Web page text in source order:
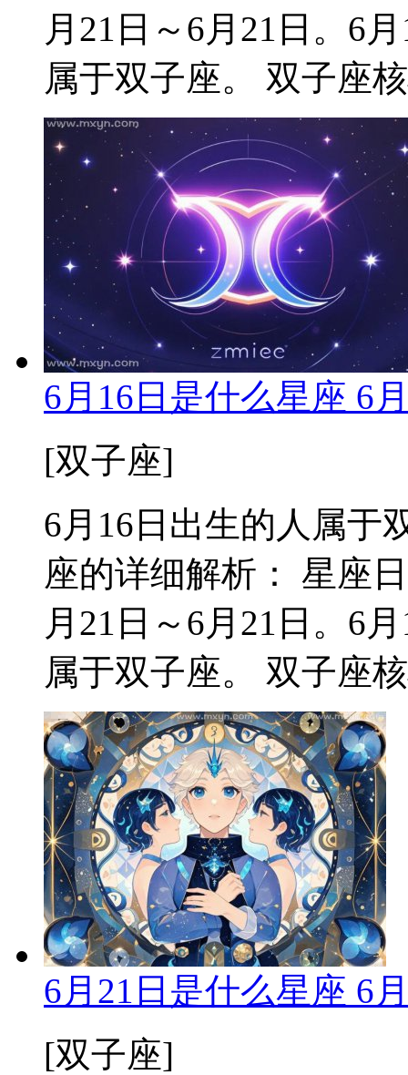
月21日～6月21日。6
属于双子座。 双子座
6月16日是什么星座 6
[双子座]
6月16日出生的人属于
座的详细解析： 星座
月21日～6月21日。6
属于双子座。 双子座
6月21日是什么星座 6
[双子座]